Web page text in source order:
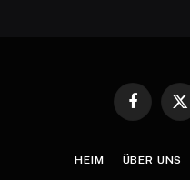
Facebook
X
HEIM ÜBER UNS